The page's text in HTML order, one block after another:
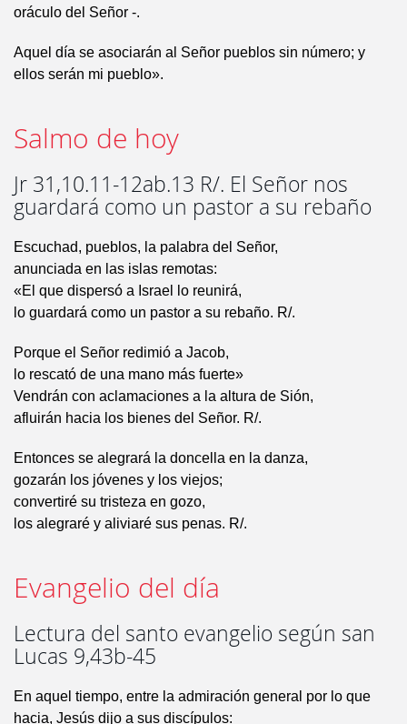
oráculo del Señor -.
Aquel día se asociarán al Señor pueblos sin número; y
ellos serán mi pueblo».
Salmo de hoy
Jr 31,10.11-12ab.13 R/. El Señor nos
guardará como un pastor a su rebaño
Escuchad, pueblos, la palabra del Señor,
anunciada en las islas remotas:
«El que dispersó a Israel lo reunirá,
lo guardará como un pastor a su rebaño. R/.
Porque el Señor redimió a Jacob,
lo rescató de una mano más fuerte»
Vendrán con aclamaciones a la altura de Sión,
afluirán hacia los bienes del Señor. R/.
Entonces se alegrará la doncella en la danza,
gozarán los jóvenes y los viejos;
convertiré su tristeza en gozo,
los alegraré y aliviaré sus penas. R/.
Evangelio del día
Lectura del santo evangelio según san
Lucas 9,43b-45
En aquel tiempo, entre la admiración general por lo que
hacia, Jesús dijo a sus discípulos: